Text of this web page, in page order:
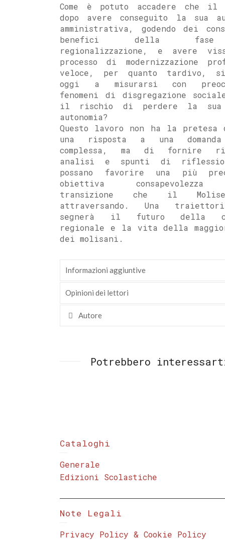
Come è potuto accadere che il
dopo avere conseguito la sua
amministrativa, godendo dei
benefici della
regionalizzazione, e avere
processo di modernizzazione
veloce, per quanto tardivo,
oggi a misurarsi con
fenomeni di disgregazione
il rischio di perdere la sua
autonomia?
Questo lavoro non ha la pretesa
una risposta a una
complessa, ma di fornire
analisi e spunti di
possano favorire una più
obiettiva
transizione che il
attraversando. Una
segnerà il futuro della
regionale e la vita della
dei molisani.
Informazioni aggiuntive
Opinioni dei lettori
Autore
Potrebbero
Cataloghi
Generale
Edizioni Scolastiche
Note Legali
Privacy Policy & Cookie Policy